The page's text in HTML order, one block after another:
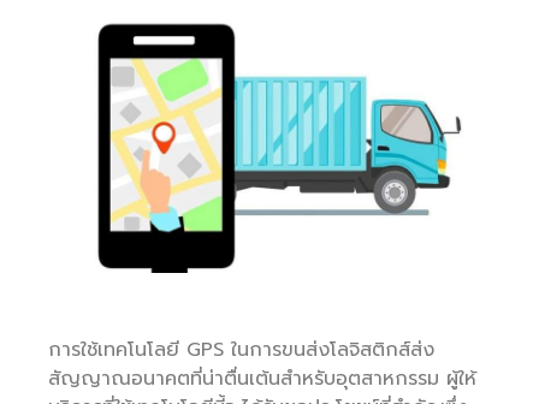
การใช้เทคโนโลยี GPS ในการขนส่งโลจิสติกส์ส่ง
สัญญาณอนาคตที่น่าตื่นเต้นสำหรับอุตสาหกรรม ผู้ให้